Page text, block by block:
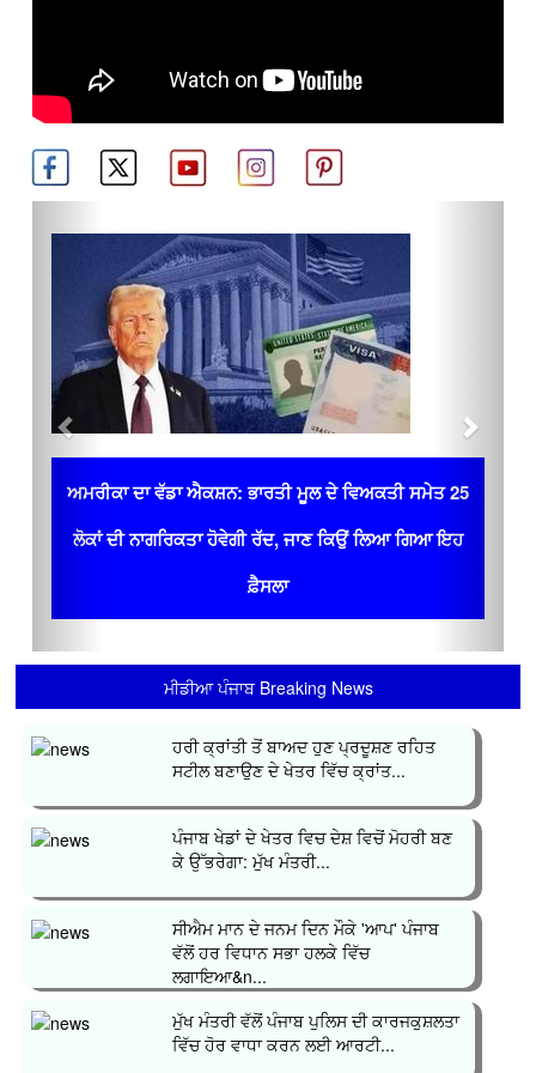
ਅਮਰੀਕਾ ਦਾ ਵੱਡਾ ਐਕਸ਼ਨ: ਭਾਰਤੀ ਮੂਲ ਦੇ ਵਿਅਕਤੀ ਸਮੇਤ 25
ਲੋਕਾਂ ਦੀ ਨਾਗਰਿਕਤਾ ਹੋਵੇਗੀ ਰੱਦ, ਜਾਣ ਕਿਉਂ ਲਿਆ ਗਿਆ ਇਹ
ਫ਼ੈਸਲਾ
ਮੀਡੀਆ ਪੰਜਾਬ Breaking News
ਹਰੀ ਕ੍ਰਾਂਤੀ ਤੋਂ ਬਾਅਦ ਹੁਣ ਪ੍ਰਦੂਸ਼ਣ ਰਹਿਤ
ਸਟੀਲ ਬਣਾਉਣ ਦੇ ਖੇਤਰ ਵਿੱਚ ਕ੍ਰਾਂਤ...
ਪੰਜਾਬ ਖੇਡਾਂ ਦੇ ਖੇਤਰ ਵਿਚ ਦੇਸ਼ ਵਿਚੋਂ ਮੋਹਰੀ ਬਣ
ਕੇ ਉੱਭਰੇਗਾ: ਮੁੱਖ ਮੰਤਰੀ...
ਸੀਐਮ ਮਾਨ ਦੇ ਜਨਮ ਦਿਨ ਮੌਕੇ 'ਆਪ' ਪੰਜਾਬ
ਵੱਲੋਂ ਹਰ ਵਿਧਾਨ ਸਭਾ ਹਲਕੇ ਵਿੱਚ
ਲਗਾਇਆ&n...
ਮੁੱਖ ਮੰਤਰੀ ਵੱਲੋਂ ਪੰਜਾਬ ਪੁਲਿਸ ਦੀ ਕਾਰਜਕੁਸ਼ਲਤਾ
ਵਿੱਚ ਹੋਰ ਵਾਧਾ ਕਰਨ ਲਈ ਆਰਟੀ...